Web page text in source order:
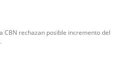
CBN rechazan posible incremento del